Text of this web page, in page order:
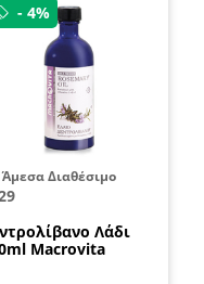
- 4%
Άμεσα Διαθέσιμο
Λάδι
Macrovita